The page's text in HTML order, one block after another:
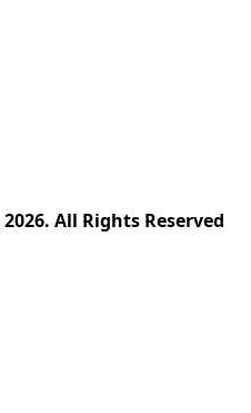
2026. All Rights Reserved